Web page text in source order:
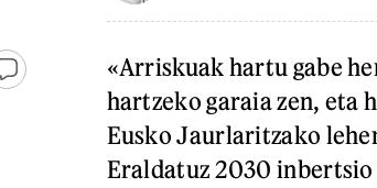
«Arriskuak hartu gabe
hartzeko garaia zen, eta
Eusko Jaurlaritzako
Eraldatuz 2030